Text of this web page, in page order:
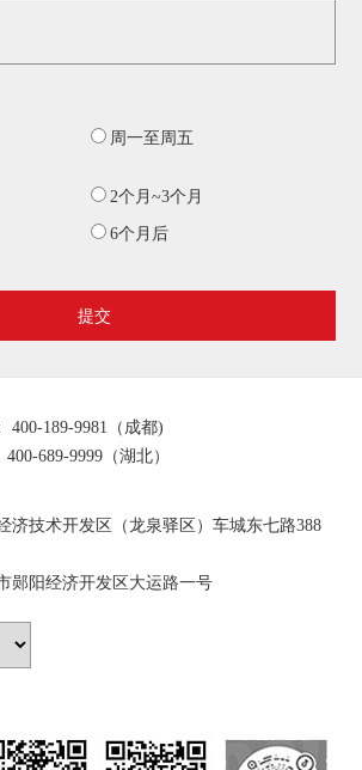
周一至周五
2个月~3个月
6个月后
提交
400-189-9981（成都)
（湖北）
济技术开发区（龙泉驿区）车城东七路388
郧阳经济开发区大运路一号